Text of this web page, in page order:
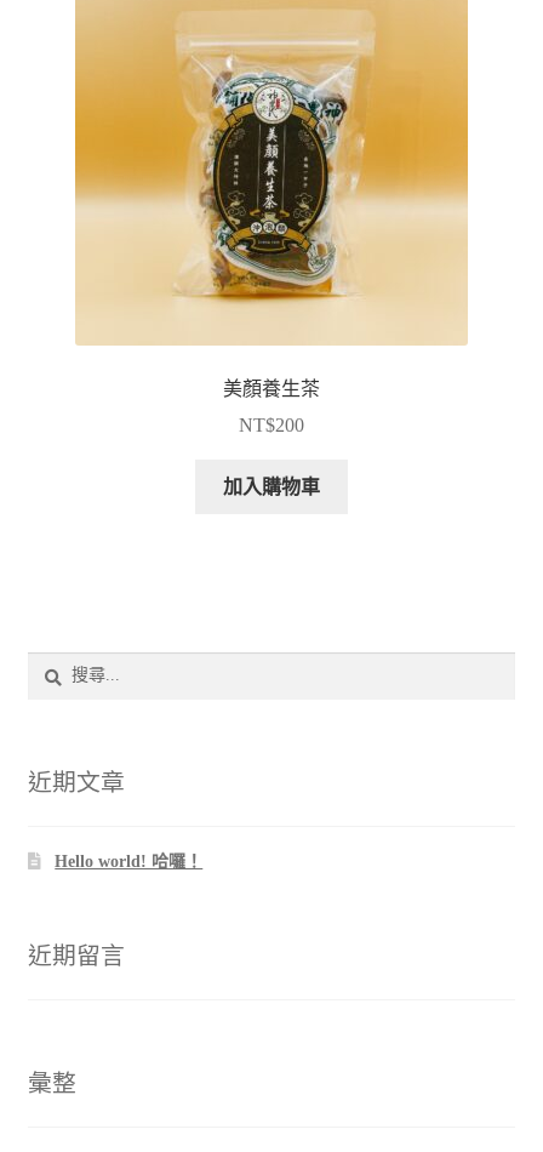
美顏養生茶
NT$200
加入購物車
字:
近期文章
Hello world! 哈囉！
近期留言
彙整